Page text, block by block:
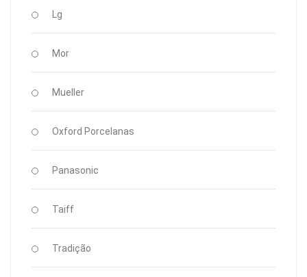
Lg
Mor
Mueller
Oxford Porcelanas
Panasonic
Taiff
Tradição